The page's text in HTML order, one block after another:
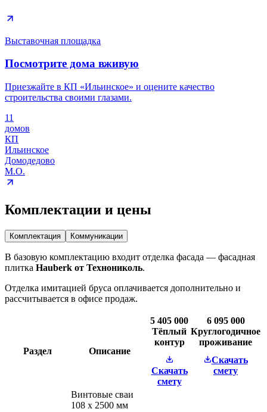
Выставочная площадка
Посмотрите дома вживую
Приезжайте в КП «Ильинское» и оцените качество
строительства своими глазами.
11
домов
КП
Ильинское
Домодедово
М.О.
Комплектации и цены
Комплектация Коммуникации
В базовую комплектацию входит отделка фасада — фасадная
плитка Hauberk от Технониколь.
Отделка имитацией бруса оплачивается дополнительно и
рассчитывается в офисе продаж.
Раздел Описание
5 405 000
Тёплый
контур
Скачать
смету
6 095 000
Круглогодичное
проживание
Скачать
смету
Винтовые сваи
108 х 2500 мм